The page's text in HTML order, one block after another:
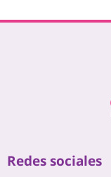
Redes sociales